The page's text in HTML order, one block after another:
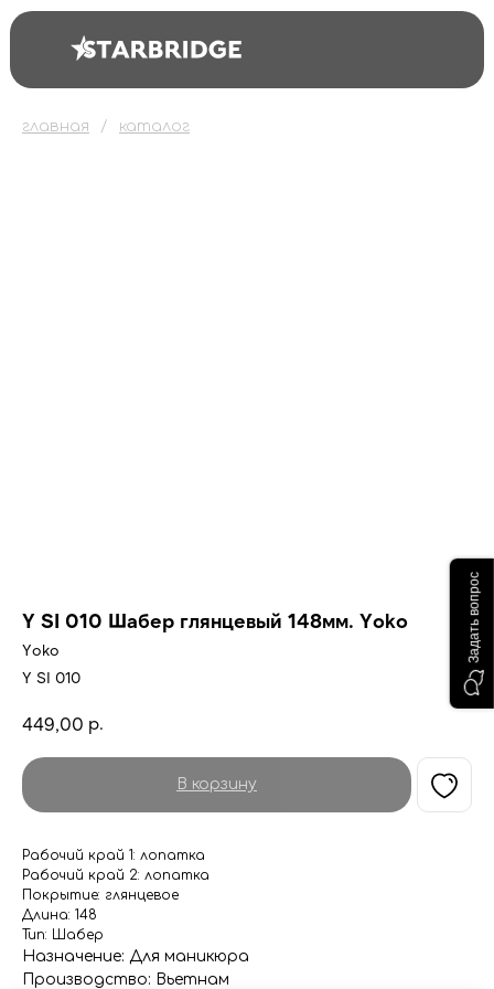
главная каталог
Y SI 010 Шабер глянцевый 148мм. Yoko
Yoko
Y SI 010
449,00 р.
В корзину
Рабочий край 1: лопатка
Рабочий край 2: лопатка
Покрытие: глянцевое
Длина: 148
Тип: Шабер
Назначение: Для маникюра
Производство: Вьетнам
Задать вопрос